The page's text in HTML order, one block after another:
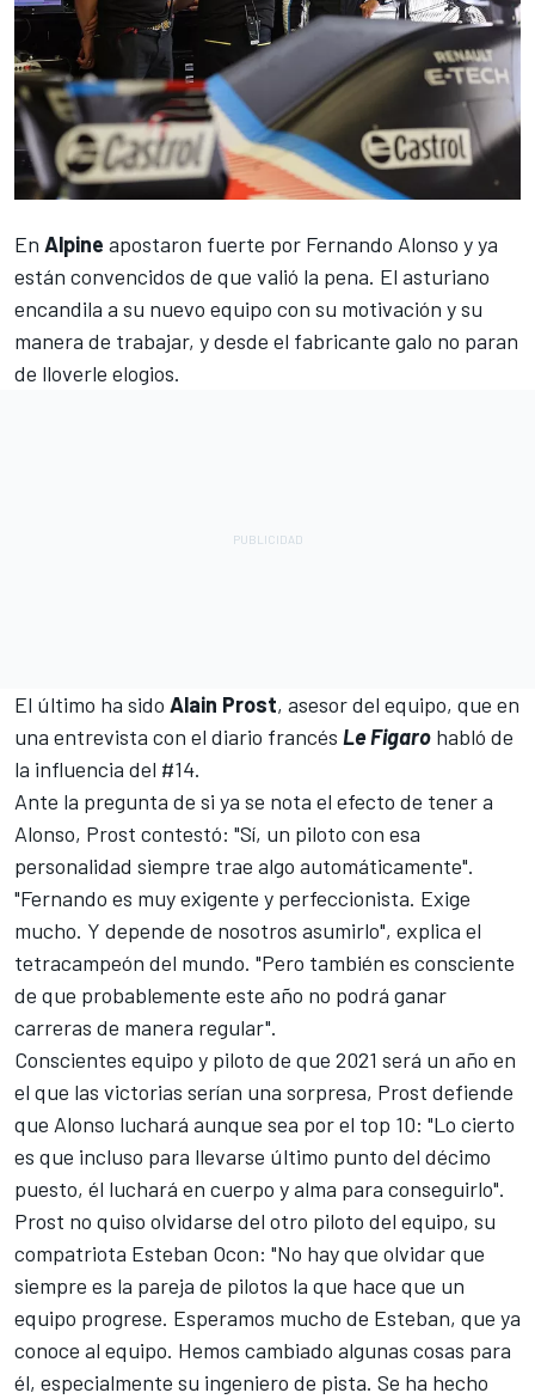
En Alpine apostaron fuerte por Fernando Alonso y ya
están convencidos de que valió la pena. El asturiano
encandila a su nuevo equipo con su motivación y su
manera de trabajar, y desde el fabricante galo no paran
de lloverle elogios.
El último ha sido Alain Prost, asesor del equipo, que en
una entrevista con el diario francés Le Figaro habló de
la influencia del #14.
Ante la pregunta de si ya se nota el efecto de tener a
Alonso, Prost contestó: "Sí, un piloto con esa
personalidad siempre trae algo automáticamente".
"Fernando es muy exigente y perfeccionista. Exige
mucho. Y depende de nosotros asumirlo", explica el
tetracampeón del mundo. "Pero también es consciente
de que probablemente este año no podrá ganar
carreras de manera regular".
Conscientes equipo y piloto de que 2021 será un año en
el que las victorias serían una sorpresa, Prost defiende
que Alonso luchará aunque sea por el top 10: "Lo cierto
es que incluso para llevarse último punto del décimo
puesto, él luchará en cuerpo y alma para conseguirlo".
Prost no quiso olvidarse del otro piloto del equipo, su
compatriota Esteban Ocon: "No hay que olvidar que
siempre es la pareja de pilotos la que hace que un
equipo progrese. Esperamos mucho de Esteban, que ya
conoce al equipo. Hemos cambiado algunas cosas para
él, especialmente su ingeniero de pista. Se ha hecho